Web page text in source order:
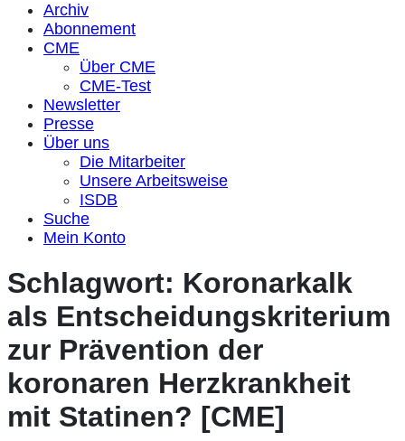
Archiv
Abonnement
CME
Über CME
CME-Test
Newsletter
Presse
Über uns
Die Mitarbeiter
Unsere Arbeitsweise
ISDB
Suche
Mein Konto
Schlagwort: Koronarkalk
als Entscheidungskriterium
zur Prävention der
koronaren Herzkrankheit
mit Statinen? [CME]